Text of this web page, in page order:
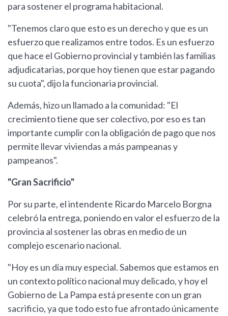
para sostener el programa habitacional.
"Tenemos claro que esto es un derecho y que es un
esfuerzo que realizamos entre todos. Es un esfuerzo
que hace el Gobierno provincial y también las familias
adjudicatarias, porque hoy tienen que estar pagando
su cuota", dijo la funcionaria provincial.
Además, hizo un llamado a la comunidad: "El
crecimiento tiene que ser colectivo, por eso es tan
importante cumplir con la obligación de pago que nos
permite llevar viviendas a más pampeanas y
pampeanos".
"Gran Sacrificio"
Por su parte, el intendente Ricardo Marcelo Borgna
celebró la entrega, poniendo en valor el esfuerzo de la
provincia al sostener las obras en medio de un
complejo escenario nacional.
"Hoy es un día muy especial. Sabemos que estamos en
un contexto político nacional muy delicado, y hoy el
Gobierno de La Pampa está presente con un gran
sacrificio, ya que todo esto fue afrontado únicamente